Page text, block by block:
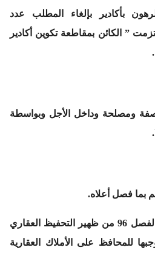
بأكادير بإلغاء المطلب عدد
بوتزمت ” الكائن بمقاطعة تكوين أكادير
ومصلحة وداخل الأجل وبواسطة
بما فصل أعلاه.
أنه طبقا لمقتضيات الفصل 96 من ظهير التحفيظ العقاري
للمحافظ على الأملاك العقارية